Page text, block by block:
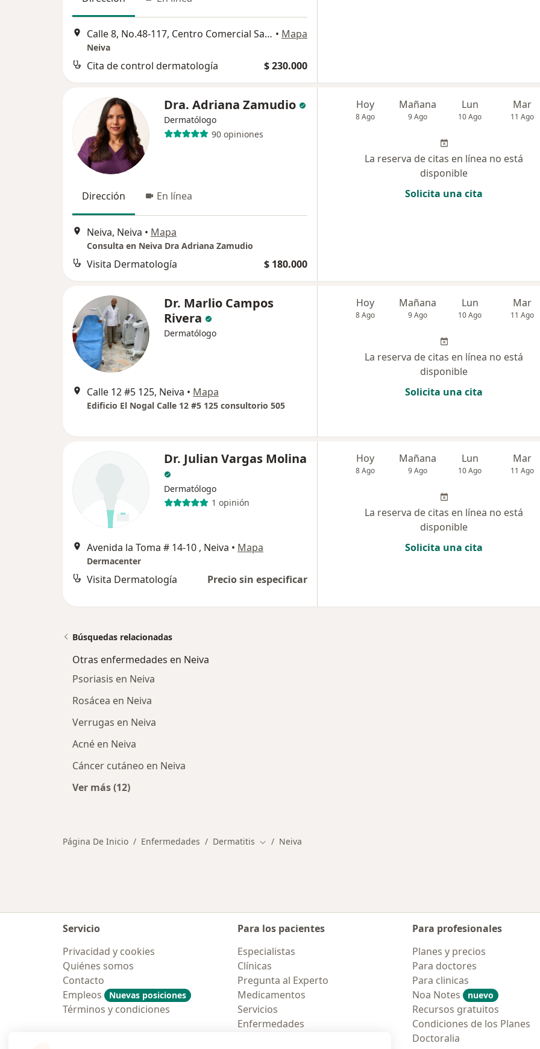
Calle 8, No.48-117, Centro Comercial Santa Lucia Plaza, 3er piso, SOU clinic, local N3-4-5, Neiva • Mapa
Neiva
Cita de control dermatología $ 230.000
Dra. Adriana Zamudio
Dermatólogo
90 opiniones
Dirección En línea
Neiva, Neiva • Mapa
Consulta en Neiva Dra Adriana Zamudio
Visita Dermatología $ 180.000
Hoy
8 Ago
Mañana
9 Ago
Lun
10 Ago
Mar
11 Ago
La reserva de citas en línea no está
disponible
Solicita una cita
Dr. Marlio Campos
Rivera
Dermatólogo
Calle 12 #5 125, Neiva • Mapa
Edificio El Nogal Calle 12 #5 125 consultorio 505
Hoy
8 Ago
Mañana
9 Ago
Lun
10 Ago
Mar
11 Ago
La reserva de citas en línea no está
disponible
Solicita una cita
Dr. Julian Vargas Molina
Dermatólogo
1 opinión
Avenida la Toma # 14-10 , Neiva • Mapa
Dermacenter
Visita Dermatología Precio sin especificar
Hoy
8 Ago
Mañana
9 Ago
Lun
10 Ago
Mar
11 Ago
La reserva de citas en línea no está
disponible
Solicita una cita
Búsquedas relacionadas
Otras enfermedades en Neiva
Psoriasis en Neiva
Rosácea en Neiva
Verrugas en Neiva
Acné en Neiva
Cáncer cutáneo en Neiva
Ver más (12)
Página De Inicio Enfermedades Dermatitis Cambiar de ciudad
Neiva
Servicio
Privacidad y cookies
Quiénes somos
Contacto
Empleos
Nuevas posiciones
Términos y condiciones
Para los pacientes
Especialistas
Clínicas
Pregunta al Experto
Medicamentos
Servicios
Enfermedades
Para profesionales
Planes y precios
Para doctores
Para clinicas
Noa Notes
nuevo
Recursos gratuitos
Condiciones de los Planes
Doctoralia